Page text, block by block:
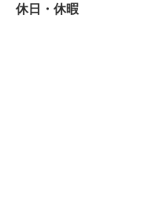
休日・休暇